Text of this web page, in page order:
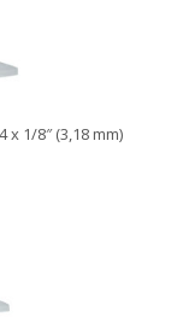
x 1/8″ (3,18 mm)